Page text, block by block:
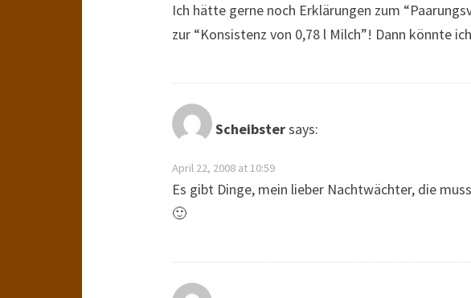
Ich hätte gerne noch Erklärungen zum
zur “Konsistenz von 0,78 l Milch”! Dann könnte
Scheibstersays:
April 22, 2008 at 10:59
Es gibt Dinge, mein lieber Nachtwächter, die
🙂